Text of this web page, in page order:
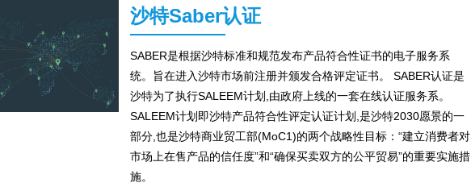
沙特Saber认证
SABER是根据沙特标准和规范发布产品符合性证书的电子服务系
统。旨在进入沙特市场前注册并颁发合格评定证书。 SABER认证是
沙特为了执行SALEEM计划,由政府上线的一套在线认证服务系。
SALEEM计划即沙特产品符合性评定认证计划,是沙特2030愿景的一
部分,也是沙特商业贸工部(MoC1)的两个战略性目标：“建立消费者对
市场上在售产品的信任度”和“确保买卖双方的公平贸易”的重要实施措
施。